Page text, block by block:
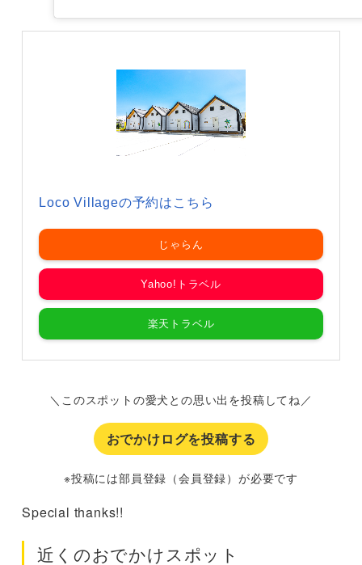
Loco Villageの予約はこちら
じゃらん
Yahoo!トラベル
楽天トラベル
＼このスポットの愛犬との思い出を投稿してね／
おでかけログを投稿する
※投稿には部員登録（会員登録）が必要です
Special thanks!!
近くのおでかけスポット